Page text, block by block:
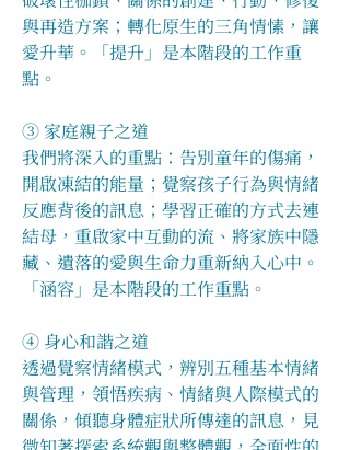
與再造方案；轉化原生的三角情愫，讓
愛升華。「提升」是本階段的工作重
點。
③ 家庭親子之道
我們將深入的重點：告別童年的傷痛，
開啟凍結的能量；覺察孩子行為與情緒
反應背後的訊息；學習正確的方式去連
結母，重啟家中互動的流、將家族中隱
藏、遺落的愛與生命力重新納入心中。
「涵容」是本階段的工作重點。
④ 身心和諧之道
透過覺察情緒模式，辨別五種基本情緒
與管理，領悟疾病、情緒與人際模式的
關係，傾聽身體症狀所傳達的訊息，見